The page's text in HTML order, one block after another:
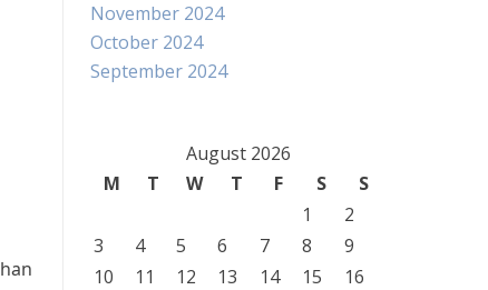
November 2024
October 2024
September 2024
August 2026
M
T W T F S
S
1
2
3
4 5 6 7 8
9
10
11 12 13 14 15
16